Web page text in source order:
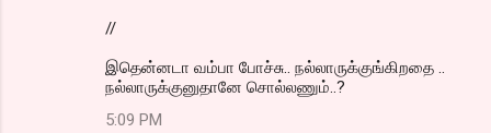
//
இதென்னடா வம்பா போச்சு.. நல்லாருக்குங்கிறதை ..
நல்லாருக்குனுதானே சொல்லணும்..?
5:09 PM